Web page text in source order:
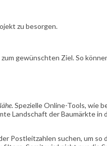
zu besorgen.
gewünschten Ziel. So
. Spezielle Online-Tools, wie
Landschaft der Baumärkte in
Postleitzahlen suchen, um so